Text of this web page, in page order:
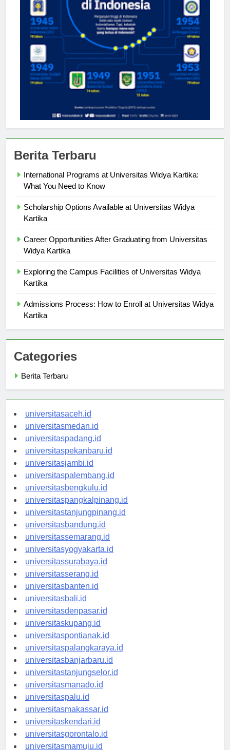
International Programs at Universitas Widya Kartika:
Scholarship Options Available at Universitas Widya
Career Opportunities After Graduating from Universitas
Exploring the Campus Facilities of Universitas Widya
Admissions Process: How to Enroll at Universitas Widya
Categories
universitasaceh.id
universitasmedan.id
universitaspadang.id
universitaspekanbaru.id
universitasjambi.id
universitaspalembang.id
universitasbengkulu.id
universitaspangkalpinang.id
universitastanjungpinang.id
universitasbandung.id
universitassemarang.id
universitasyogyakarta.id
universitassurabaya.id
universitasserang.id
universitasbanten.id
universitasbali.id
universitasdenpasar.id
universitaskupang.id
universitaspontianak.id
universitaspalangkaraya.id
universitasbanjarbaru.id
universitastanjungselor.id
universitasmanado.id
universitaspalu.id
universitasmakassar.id
universitaskendari.id
universitasgorontalo.id